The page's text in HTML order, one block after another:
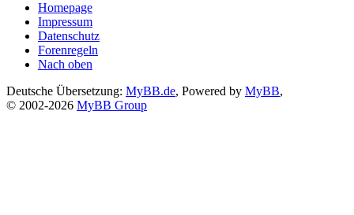
Homepage
Impressum
Datenschutz
Forenregeln
Nach oben
Deutsche Übersetzung: MyBB.de, Powered by MyBB,
© 2002-2026 MyBB Group